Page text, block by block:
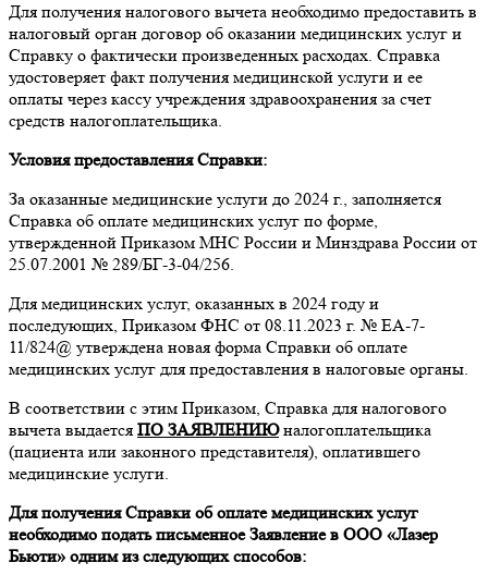
Для получения налогового вычета необходимо предоставить в
налоговый орган договор об оказании медицинских услуг и
Справку о фактически произведенных расходах. Справка
удостоверяет факт получения медицинской услуги и ее
оплаты через кассу учреждения здравоохранения за счет
средств налогоплательщика.
Условия предоставления Справки:
За оказанные медицинские услуги до 2024 г., заполняется
Справка об оплате медицинских услуг по форме,
утвержденной Приказом МНС России и Минздрава России от
25.07.2001 № 289/БГ-3-04/256.
Для медицинских услуг, оказанных в 2024 году и
последующих, Приказом ФНС от 08.11.2023 г. № ЕА-7-
11/824@ утверждена новая форма Справки об оплате
медицинских услуг для предоставления в налоговые органы.
В соответствии с этим Приказом, Справка для налогового
вычета выдается ПО ЗАЯВЛЕНИЮналогоплательщика
(пациента или законного представителя), оплатившего
медицинские услуги.
Для получения Справки об оплате медицинских услуг
необходимо подать письменное Заявление в ООО «Лазер
Бьюти» одним из следующих способов: